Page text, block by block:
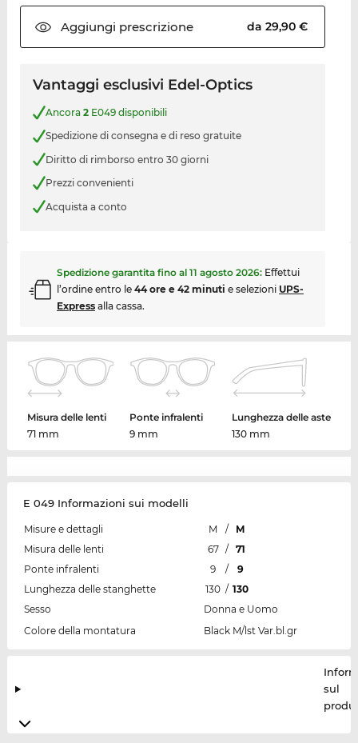
Aggiungi prescrizione da 29,90 €
Vantaggi esclusivi Edel-Optics
Ancora 2E049 disponibili
Spedizione di consegna e di reso gratuite
Diritto di rimborso entro 30 giorni
Prezzi convenienti
Acquista a conto
Spedizione garantita fino al 11 agosto 2026: Effettui
l’ordine entro le 44 ore e 42 minuti e selezioni UPS-
Expressalla cassa.
Misura delle lenti
71 mm
Ponte infralenti
9 mm
Lunghezza delle aste
130 mm
E 049 Informazioni sui modelli
Misure e dettagli M /
M
Misura delle lenti
67 /
71
Ponte infralenti
9 /
9
Lunghezza delle stanghette
130 / 130
Sesso
Donna e Uomo
Colore della montatura
Black M/lst Var.bl.gr
sul